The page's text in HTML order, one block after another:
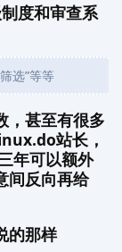
度和审查系
选”等等
，甚至有很多
站长，
年可以额外
间反向再给
的那样